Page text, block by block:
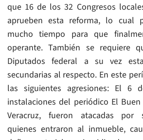
que 16 de los 32 Congresos
aprueben esta reforma, lo cual
mucho tiempo para que
operante. También se requiere
Diputados federal a su vez
secundarias al respecto. En este
las siguientes agresiones: El 6
instalaciones del periódico El
Veracruz, fueron atacadas por
quienes entraron al inmueble,